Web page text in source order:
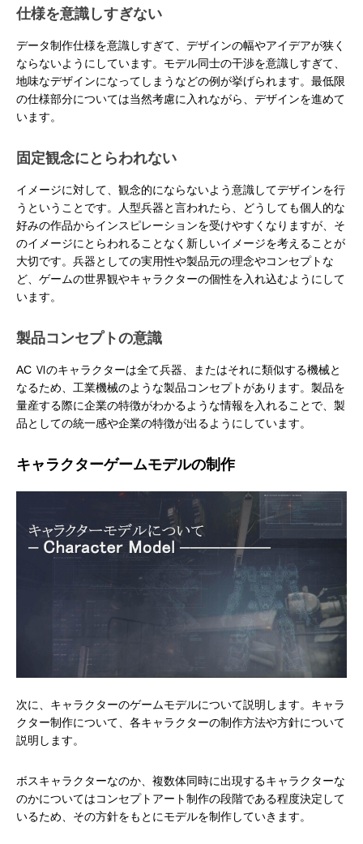
仕様を意識しすぎない
データ制作仕様を意識しすぎて、デザインの幅やアイデアが狭く
ならないようにしています。モデル同士の干渉を意識しすぎて、
地味なデザインになってしまうなどの例が挙げられます。最低限
の仕様部分については当然考慮に入れながら、デザインを進めて
います。
固定観念にとらわれない
イメージに対して、観念的にならないよう意識してデザインを行
うということです。人型兵器と言われたら、どうしても個人的な
好みの作品からインスピレーションを受けやすくなりますが、そ
のイメージにとらわれることなく新しいイメージを考えることが
大切です。兵器としての実用性や製品元の理念やコンセプトな
ど、ゲームの世界観やキャラクターの個性を入れ込むようにして
います。
製品コンセプトの意識
AC Ⅵのキャラクターは全て兵器、またはそれに類似する機械と
なるため、工業機械のような製品コンセプトがあります。製品を
量産する際に企業の特徴がわかるような情報を入れることで、製
品としての統一感や企業の特徴が出るようにしています。
キャラクターゲームモデルの制作
次に、キャラクターのゲームモデルについて説明します。キャラ
クター制作について、各キャラクターの制作方法や方針について
説明します。
ボスキャラクターなのか、複数体同時に出現するキャラクターな
のかについてはコンセプトアート制作の段階である程度決定して
いるため、その方針をもとにモデルを制作していきます。